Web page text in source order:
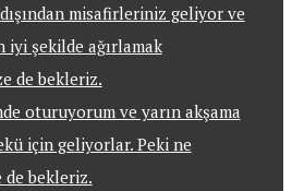
misafirleriniz geliyor ve
şekilde ağırlamak
de bekleriz.
oturuyorum ve yarın akşama
için geliyorlar. Peki ne
de bekleriz.